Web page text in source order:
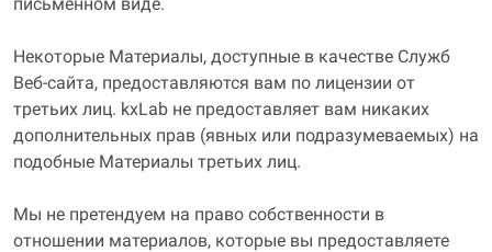
Некоторые Материалы, доступные в качестве Служб
Веб-сайта, предоставляются вам по лицензии от
третьих лиц. kxLab не предоставляет вам никаких
дополнительных прав (явных или подразумеваемых) на
подобные Материалы третьих лиц.
Мы не претендуем на право собственности в
отношении материалов, которые вы предоставляете